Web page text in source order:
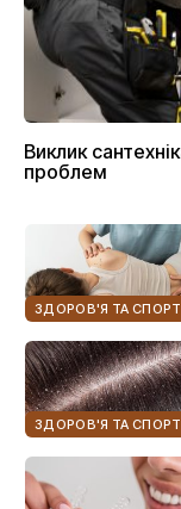
Виклик
проблем
ЗДОРОВ'Я ТА СПОРТ
ЗДОРОВ'Я ТА СПОРТ